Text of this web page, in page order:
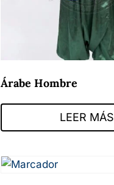
Árabe Hombre
LEER MÁS